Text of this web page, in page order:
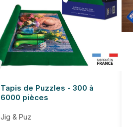
Tapis de Puzzles - 300 à
6000 pièces
Jig & Puz